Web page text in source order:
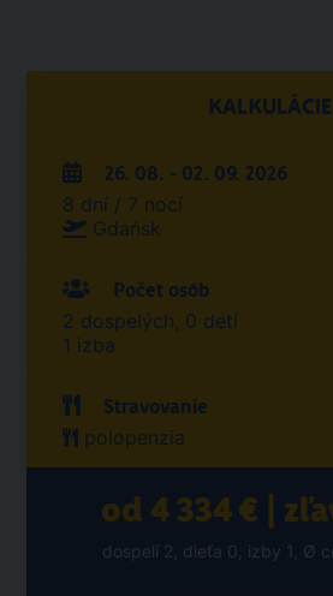
KALKULÁCIE
26. 08. - 02. 09. 2026
8 dní / 7 nocí
Gdańsk
Počet osôb
2 dospelých, 0 detí
1 izba
Stravovanie
polopenzia
od 4 334 € |
dospelí 2, dieťa 0, izby 1, Ø